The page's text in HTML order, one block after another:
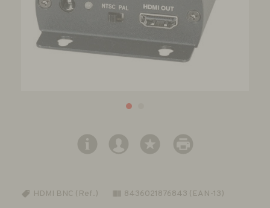
HDMI BNC (Ref.) 8436021876843 (EAN-13)